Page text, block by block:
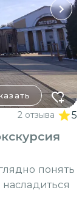
2 отзыва 5
понять